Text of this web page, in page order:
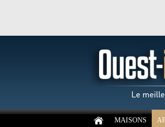
MAISONS